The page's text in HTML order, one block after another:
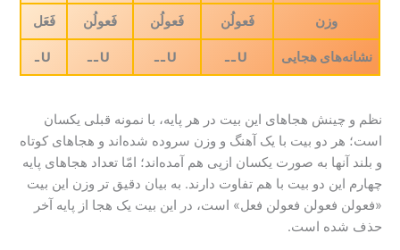
وزن فَعولُن فَعولُن فَعولُن فَعَل
نشانه‌های هجایی
نظم و چینش هجاهای این بیت در هر پایه، با نمونه قبلی یکسان
است؛ هر دو بیت با یک آهنگ و وزن سروده شده‌اند و هجاهای کوتاه
و بلند آنها به صورت یکسان ازپی هم آمده‌اند؛ امّا تعداد هجاهای پایه
چهارم این دو بیت با هم تفاوت دارند. به بیان دقیق تر وزن این بیت
«فعولن فعولن فعولن فعل» است، در این بیت یک هجا از پایه آخر
حذف شده است.